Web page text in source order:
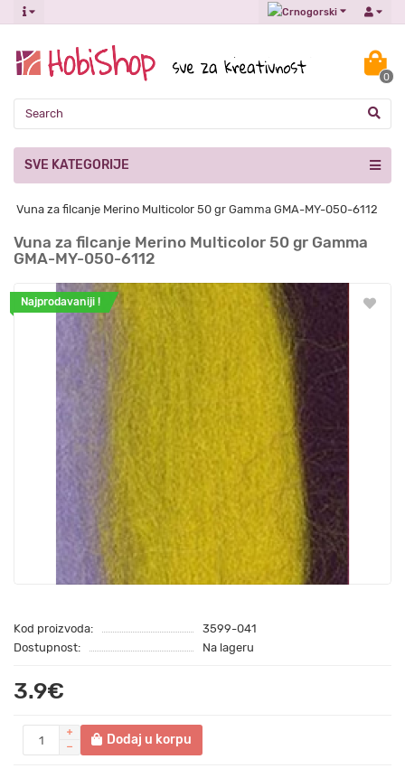
0
SVE KATEGORIJE
Vuna za filcanje Merino Multicolor 50 gr Gamma GMA-MY-050-6112
Vuna za filcanje Merino Multicolor 50 gr Gamma
GMA-MY-050-6112
Najprodavaniji !
Kod proizvoda:
3599-041
Dostupnost:
Na lageru
3.9€
Dodaj u korpu